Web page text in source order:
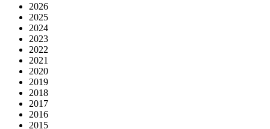
2026
2025
2024
2023
2022
2021
2020
2019
2018
2017
2016
2015